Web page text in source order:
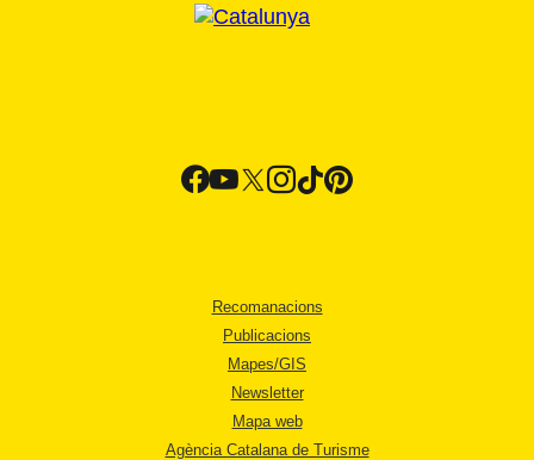
Recomanacions
Publicacions
Mapes/GIS
Newsletter
Mapa web
Agència Catalana de Turisme